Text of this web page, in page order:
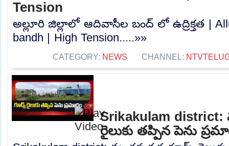
Tension
అల్లూరి జిల్లాలో ఆదివాసీల బంద్ లో ఉద్రిక్తత |
bandh | High Tension.....»»
CATEGORY: NEWS CHANNEL:
Srikakulam district:
రైలుకు తప్పిన పెను